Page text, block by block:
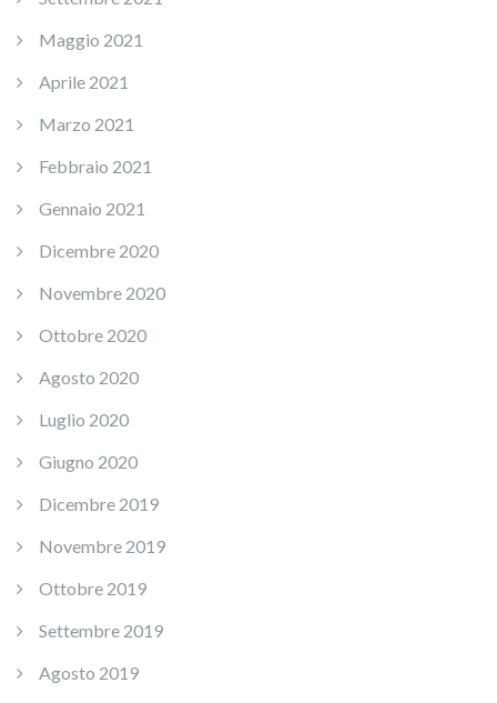
Maggio 2021
Aprile 2021
Marzo 2021
Febbraio 2021
Gennaio 2021
Dicembre 2020
Novembre 2020
Ottobre 2020
Agosto 2020
Luglio 2020
Giugno 2020
Dicembre 2019
Novembre 2019
Ottobre 2019
Settembre 2019
Agosto 2019